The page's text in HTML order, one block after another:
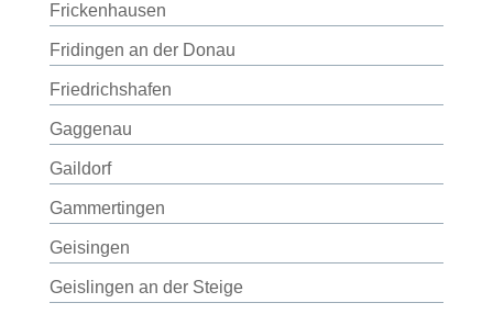
Frickenhausen
Fridingen an der Donau
Friedrichshafen
Gaggenau
Gaildorf
Gammertingen
Geisingen
Geislingen an der Steige